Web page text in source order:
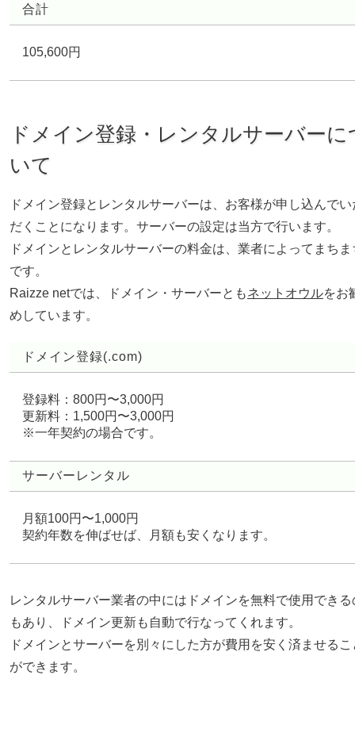
合計
105,600円
ドメイン登録・レンタルサーバーに
いて
ドメイン登録とレンタルサーバーは、お客様が申し込んでい
だくことになります。サーバーの設定は当方で行います。
ドメインとレンタルサーバーの料金は、業者によってまちま
です。
Raizze netでは、ドメイン・サーバーともネットオウルをお
めしています。
ドメイン登録(.com)
登録料：800円〜3,000円
更新料：1,500円〜3,000円
※一年契約の場合です。
サーバーレンタル
月額100円〜1,000円
契約年数を伸ばせば、月額も安くなります。
レンタルサーバー業者の中にはドメインを無料で使用できる
もあり、ドメイン更新も自動で行なってくれます。
ドメインとサーバーを別々にした方が費用を安く済ませるこ
ができます。